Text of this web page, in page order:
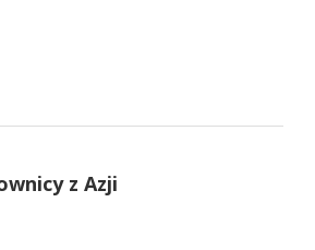
z Azji